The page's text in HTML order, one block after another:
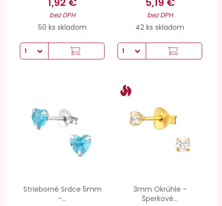
bez DPH
50 ks skladom
bez DPH
42 ks skladom
Strieborné Srdce 5mm
-...
3mm Okrúhle -
Šperkové...